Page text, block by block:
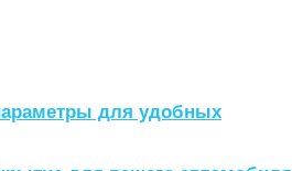
для удобных